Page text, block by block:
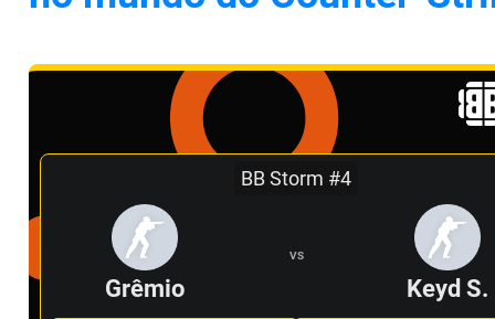
BB Storm #4
Grêmio
VS
Keyd S.